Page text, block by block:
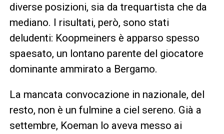
diverse posizioni, sia da trequartista che da
mediano. I risultati, però, sono stati
deludenti: Koopmeiners è apparso spesso
spaesato, un lontano parente del giocatore
dominante ammirato a Bergamo.
La mancata convocazione in nazionale, del
resto, non è un fulmine a ciel sereno. Già a
settembre, Koeman lo aveva messo ai